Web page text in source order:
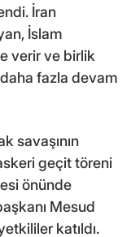
İran
İslam
verir ve birlik
fazla devam
savaşının
geçit töreni
önünde
Mesud
katıldı.